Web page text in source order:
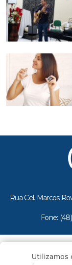
Rua Cel. Marcos
Fone:
Todos
Utilizamos